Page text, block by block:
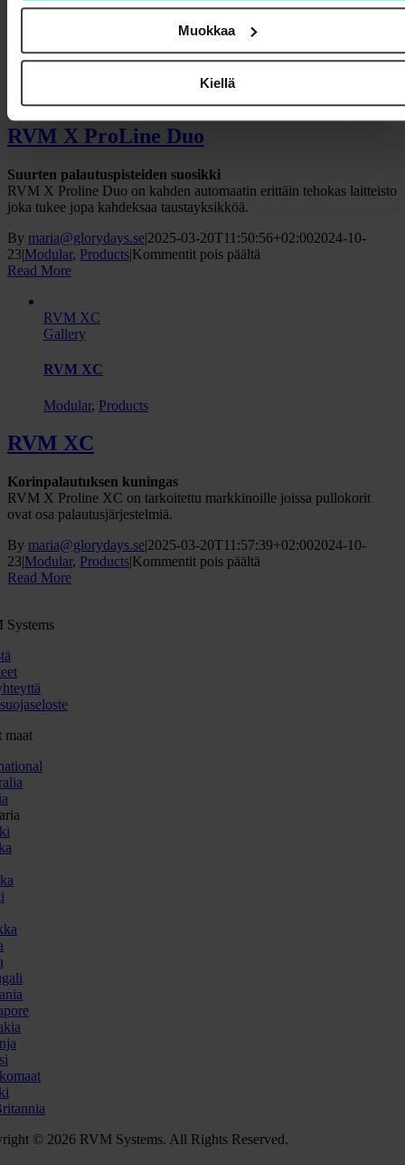
Muokkaa
Kiellä
Slim
RVM X ProLine Duo
RVM X ProLine Duo
RVM X ProLine Duo
Suurten palautuspisteiden suosikki
RVM X Proline Duo on kahden automaatin erittäin tehokas laitteisto
joka tukee jopa kahdeksaa taustayksikköä.
By maria@glorydays.se|2025-03-20T11:50:56+02:002024-10-
23|Modular, Products|Kommentit pois päältä
Read More
RVM XC
Gallery
RVM XC
Modular, Products
RVM XC
Korinpalautuksen kuningas
RVM X Proline XC on tarkoitettu markkinoille joissa pullokorit
ovat osa palautusjärjestelmiä.
By maria@glorydays.se|2025-03-20T11:57:39+02:002024-10-
23|Modular, Products|Kommentit pois päältä
Read More
Systems
maat
© 2026 RVM Systems. All Rights Reserved.